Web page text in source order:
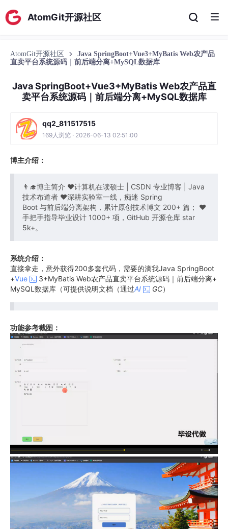
AtomGit开源社区
AtomGit开源社区
Java SpringBoot+Vue3+MyBatis Web农产品
直卖平台系统源码｜前后端分离+MySQL数据库
Java SpringBoot+Vue3+MyBatis Web农产品直
卖平台系统源码｜前后端分离+MySQL数据库
qq2_811517515
169人浏览 · 2026-06-13 02:51:00
博主介绍：
👨‍🎓博主简介 ❤计算机在读硕士 | CSDN 专业博客 | Java
技术布道者 ❤深耕实验室一线，痴迷 Spring
Boot 与前后端分离架构，累计原创技术博文 200+ 篇； ❤
手把手指导毕业设计 1000+ 项，GitHub 开源仓库 star
5k+。
系统介绍：
直接拿走，意外获得200多套代码，需要的滴我Java SpringBoot
+Vue
3+MyBatis Web农产品直卖平台系统源码｜前后端分离+
MySQL数据库（可提供说明文档（通过AI GC）
功能参考截图：